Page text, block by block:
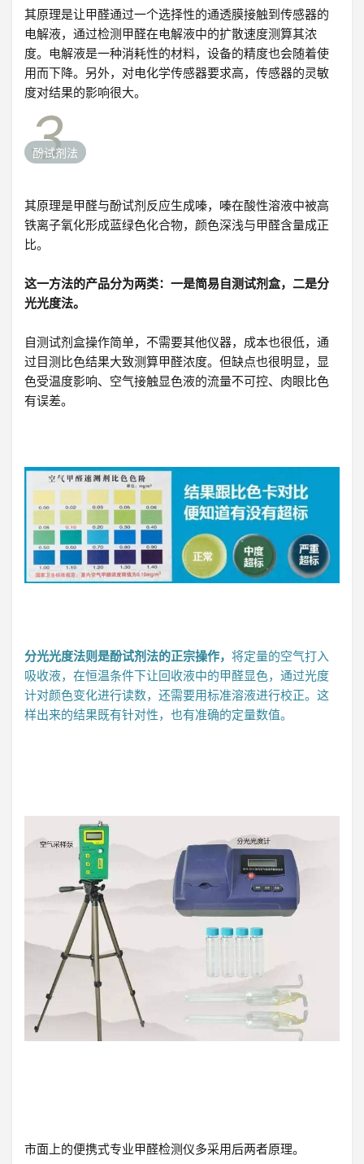
其原理是让甲醛通过一个选择性的通透膜接触到传感器的
电解液，通过检测甲醛在电解液中的扩散速度测算其浓
度。电解液是一种消耗性的材料，设备的精度也会随着使
用而下降。另外，对电化学传感器要求高，传感器的灵敏
度对结果的影响很大。
3
酚试剂法
其原理是甲醛与酚试剂反应生成嗪，嗪在酸性溶液中被高
铁离子氧化形成蓝绿色化合物，颜色深浅与甲醛含量成正
比。
这一方法的产品分为两类：一是简易自测试剂盒，二是分
光光度法。
自测试剂盒操作简单，不需要其他仪器，成本也很低，通
过目测比色结果大致测算甲醛浓度。但缺点也很明显，显
色受温度影响、空气接触显色液的流量不可控、肉眼比色
有误差。
分光光度法则是酚试剂法的正宗操作， 将定量的空气打入
吸收液，在恒温条件下让回收液中的甲醛显色，通过光度
计对颜色变化进行读数，还需要用标准溶液进行校正。这
样出来的结果既有针对性，也有准确的定量数值。
市面上的便携式专业甲醛检测仪多采用后两者原理。